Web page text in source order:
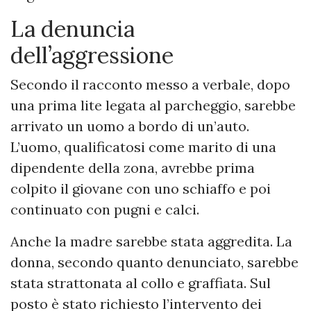
La denuncia
dell’aggressione
Secondo il racconto messo a verbale, dopo
una prima lite legata al parcheggio, sarebbe
arrivato un uomo a bordo di un’auto.
L’uomo, qualificatosi come marito di una
dipendente della zona, avrebbe prima
colpito il giovane con uno schiaffo e poi
continuato con pugni e calci.
Anche la madre sarebbe stata aggredita. La
donna, secondo quanto denunciato, sarebbe
stata strattonata al collo e graffiata. Sul
posto è stato richiesto l’intervento dei